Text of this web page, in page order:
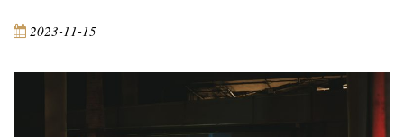
2023-11-15